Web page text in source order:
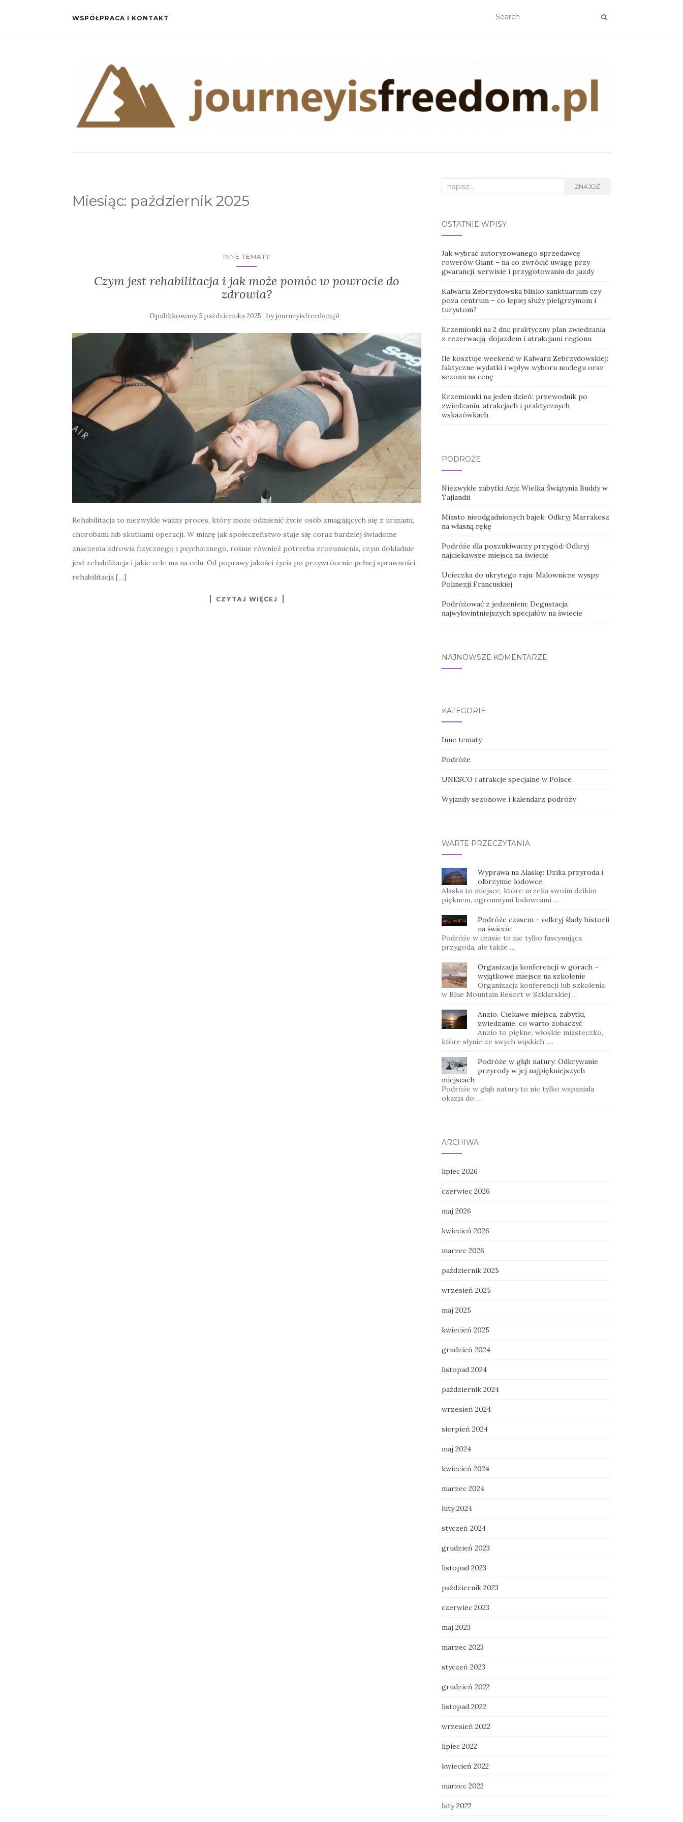
WSPÓŁPRACA I KONTAKT
Miesiąc: październik 2025
INNE TEMATY
Czym jest rehabilitacja i jak może pomóc w powrocie do
zdrowia?
Opublikowany5 października 2025 byjourneyisfreedom.pl
Rehabilitacja to niezwykle ważny proces, który może odmienić życie osób zmagających się z urazami,
chorobami lub skutkami operacji. W miarę jak społeczeństwo staje się coraz bardziej świadome
znaczenia zdrowia fizycznego i psychicznego, rośnie również potrzeba zrozumienia, czym dokładnie
jest rehabilitacja i jakie cele ma na celu. Od poprawy jakości życia po przywrócenie pełnej sprawności,
rehabilitacja […]
CZYTAJ WIĘCEJ
Search
ZNAJDŹ
OSTATNIE WPISY
Jak wybrać autoryzowanego sprzedawcę
rowerów Giant – na co zwrócić uwagę przy
gwarancji, serwisie i przygotowaniu do jazdy
Kalwaria Zebrzydowska blisko sanktuarium czy
poza centrum – co lepiej służy pielgrzymom i
turystom?
Krzemionki na 2 dni: praktyczny plan zwiedzania
z rezerwacją, dojazdem i atrakcjami regionu
Ile kosztuje weekend w Kalwarii Zebrzydowskiej:
faktyczne wydatki i wpływ wyboru noclegu oraz
sezonu na cenę
Krzemionki na jeden dzień: przewodnik po
zwiedzaniu, atrakcjach i praktycznych
wskazówkach
PODRÓŻE
Niezwykłe zabytki Azji: Wielka Świątynia Buddy w
Tajlandii
Miasto nieodgadnionych bajek: Odkryj Marrakesz
na własną rękę
Podróże dla poszukiwaczy przygód: Odkryj
najciekawsze miejsca na świecie
Ucieczka do ukrytego raju: Malownicze wyspy
Polinezji Francuskiej
Podróżować z jedzeniem: Degustacja
najwykwintniejszych specjałów na świecie
NAJNOWSZE KOMENTARZE
KATEGORIE
Inne tematy
Podróże
UNESCO i atrakcje specjalne w Polsce
Wyjazdy sezonowe i kalendarz podróży
WARTE PRZECZYTANIA
Wyprawa na Alaskę: Dzika przyroda i
olbrzymie lodowce
Alaska to miejsce, które urzeka swoim dzikim
pięknem, ogromnymi lodowcami …
Podróże czasem – odkryj ślady historii
na świecie
Podróże w czasie to nie tylko fascynująca
przygoda, ale także …
Organizacja konferencji w górach –
wyjątkowe miejsce na szkolenie
Organizacja konferencji lub szkolenia
w Blue Mountain Resort w Szklarskiej …
Anzio. Ciekawe miejsca, zabytki,
zwiedzanie, co warto zobaczyć
Anzio to piękne, włoskie miasteczko,
które słynie ze swych wąskich, …
Podróże w głąb natury: Odkrywanie
przyrody w jej najpiękniejszych
miejscach
Podróże w głąb natury to nie tylko wspaniała
okazja do …
ARCHIWA
lipiec 2026
czerwiec 2026
maj 2026
kwiecień 2026
marzec 2026
październik 2025
wrzesień 2025
maj 2025
kwiecień 2025
grudzień 2024
listopad 2024
październik 2024
wrzesień 2024
sierpień 2024
maj 2024
kwiecień 2024
marzec 2024
luty 2024
styczeń 2024
grudzień 2023
listopad 2023
październik 2023
czerwiec 2023
maj 2023
marzec 2023
styczeń 2023
grudzień 2022
listopad 2022
wrzesień 2022
lipiec 2022
kwiecień 2022
marzec 2022
luty 2022